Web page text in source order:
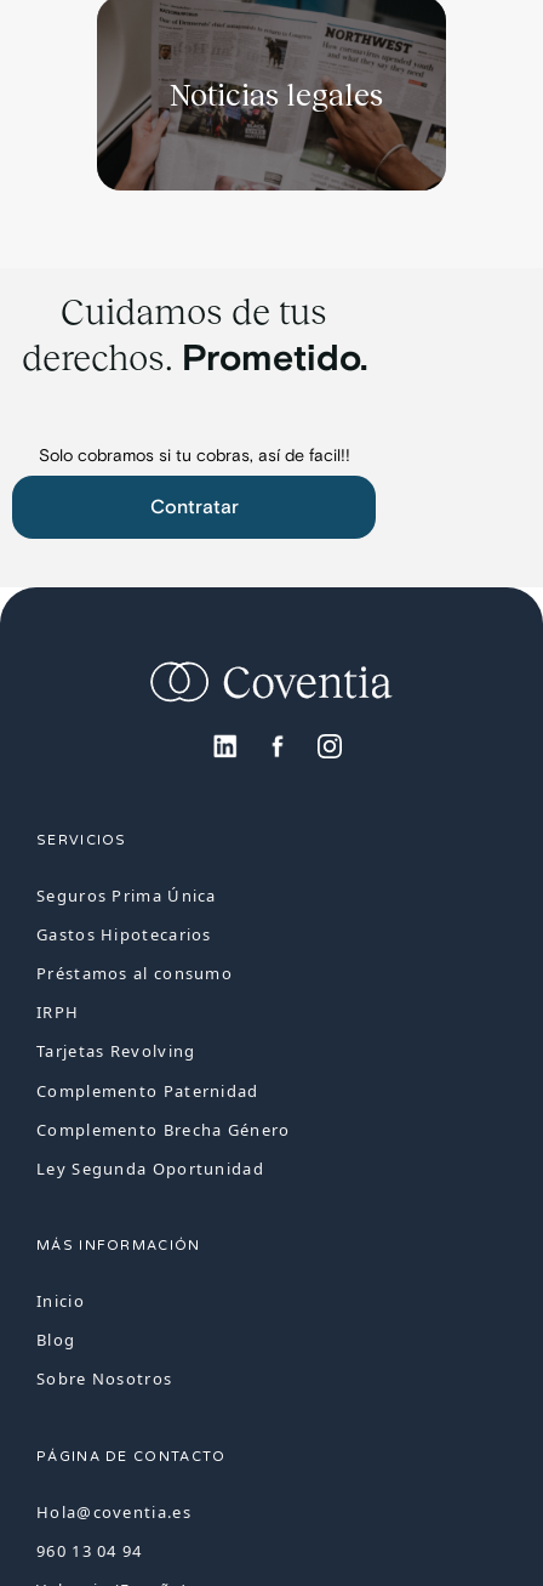
Noticias legales
Cuidamos de tus
derechos. Prometido.
Solo cobramos si tu cobras, así de facil!!
Contratar
SERVICIOS
Seguros Prima Única
Gastos Hipotecarios
Préstamos al consumo
IRPH
Tarjetas Revolving
Complemento Paternidad
Complemento Brecha Género
Ley Segunda Oportunidad
MÁS INFORMACIÓN
Inicio
Blog
Sobre Nosotros
PÁGINA DE CONTACTO
Hola@coventia.es
960 13 04 94